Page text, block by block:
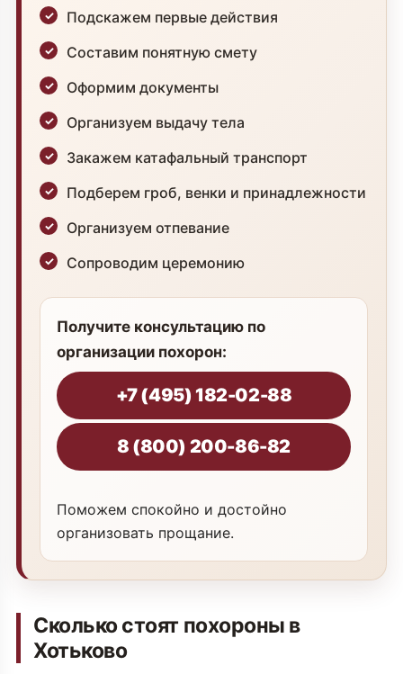
Подскажем первые действия
Составим понятную смету
Оформим документы
Организуем выдачу тела
Закажем катафальный транспорт
Подберем гроб, венки и принадлежности
Организуем отпевание
Сопроводим церемонию
Получите консультацию по
организации похорон:
+7 (495) 182-02-88
8 (800) 200-86-82
Поможем спокойно и достойно
организовать прощание.
Сколько стоят похороны в
Хотьково